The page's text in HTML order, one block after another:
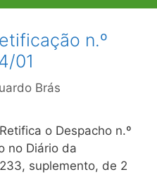
n.º
01
Brás
o Despacho n.º
no Diário da
suplemento, de 2